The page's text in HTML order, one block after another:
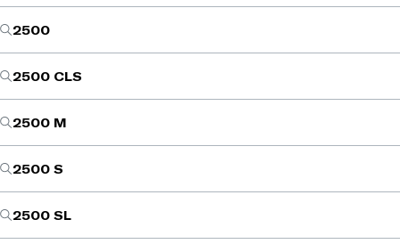
2500
2500 CLS
2500 M
2500 S
2500 SL